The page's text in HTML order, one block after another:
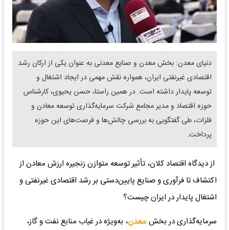
دنیای معدن: بخش معدن و صنایع معدنی به عنوان یکی از ارکان رشد
اقتصادی غیرنفتی ایران، همواره نقش مهمی در ایجاد اشتغال و
توسعه پایدار داشته است. در همین راستا، حسن یحیوی، کارشناس
حوزه اقتصاد و مدیر مجامع شرکت سرمایه‌گذاری توسعه معادن و
فلزات، طی گفتگویی به بررسی چالش‌ها و فرصت‌های این حوزه
پرداخت.
از دیدگاه اقتصاد کلان، تأثیر توسعه متوازن زنجیره ارزش معادن از
اکتشاف تا فرآوری و صنایع پایین‌دستی بر رشد اقتصادی غیرنفتی و
اشتغال پایدار در ایران چیست؟
سرمایه‌گذاری در بخش معدن، به‌ویژه در غیاب منابع نفت و گاز،